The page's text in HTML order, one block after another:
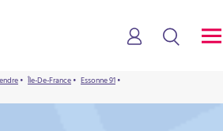
• Île-De-France• Essonne 91•